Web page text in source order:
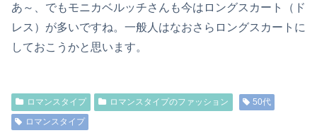
あ～、でもモニカベルッチさんも今はロングスカート（ド
レス）が多いですね。一般人はなおさらロングスカートに
しておこうかと思います。
ロマンスタイプ ロマンスタイプのファッション
50代
ロマンスタイプ